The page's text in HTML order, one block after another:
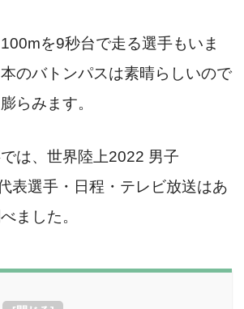
を9秒台で走る選手もいま
のバトンパスは素晴らしいので
らみます。
は、世界陸上2022 男子
表選手・日程・テレビ放送はあ
ました。